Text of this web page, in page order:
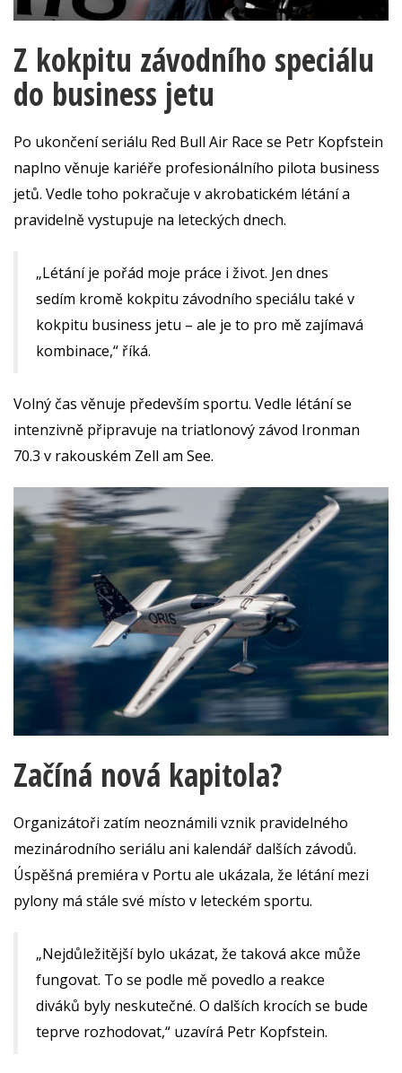
Z kokpitu závodního speciálu
do business jetu
Po ukončení seriálu Red Bull Air Race se Petr Kopfstein
naplno věnuje kariéře profesionálního pilota business
jetů. Vedle toho pokračuje v akrobatickém létání a
pravidelně vystupuje na leteckých dnech.
„Létání je pořád moje práce i život. Jen dnes
sedím kromě kokpitu závodního speciálu také v
kokpitu business jetu – ale je to pro mě zajímavá
kombinace,“ říká.
Volný čas věnuje především sportu. Vedle létání se
intenzivně připravuje na triatlonový závod Ironman
70.3 v rakouském Zell am See.
Začíná nová kapitola?
Organizátoři zatím neoznámili vznik pravidelného
mezinárodního seriálu ani kalendář dalších závodů.
Úspěšná premiéra v Portu ale ukázala, že létání mezi
pylony má stále své místo v leteckém sportu.
„Nejdůležitější bylo ukázat, že taková akce může
fungovat. To se podle mě povedlo a reakce
diváků byly neskutečné. O dalších krocích se bude
teprve rozhodovat,“ uzavírá Petr Kopfstein.